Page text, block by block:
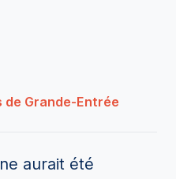
de Grande-Entrée
aurait été